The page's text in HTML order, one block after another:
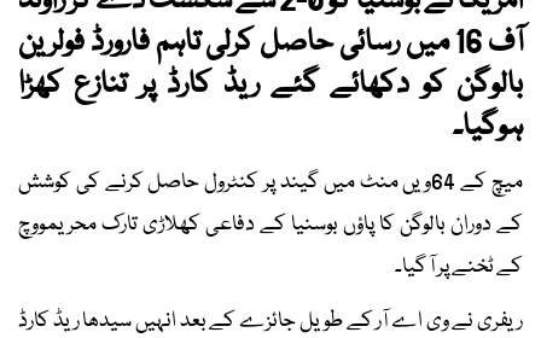
آف 16 میں رسائی حاصل کرلی تاہم فارورڈ فولرین
بالوگن کو دکھائے گئے ریڈ کارڈ پر تنازع کھڑا
ہوگیا۔
میچ کے 64ویں منٹ میں گیند پر کنٹرول حاصل کرنے کی کوشش
کے دوران بالوگن کا پاؤں بوسنیا کے دفاعی کھلاڑی تارک محریمووچ
کے ٹخنے پر آ گیا۔
ریفری نے وی اے آر کے طویل جائزے کے بعد انہیں سیدھا ریڈ کارڈ